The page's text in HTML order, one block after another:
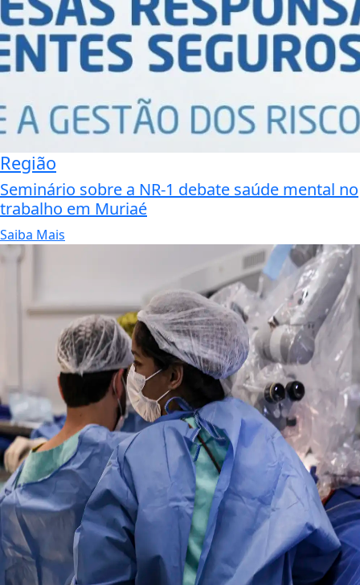
Região
Seminário sobre a NR-1 debate saúde mental no
trabalho em Muriaé
Saiba Mais